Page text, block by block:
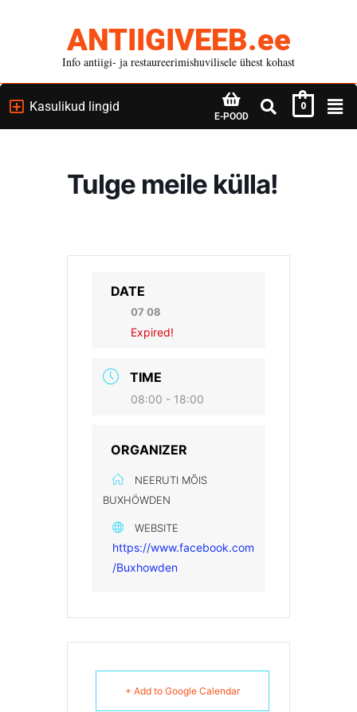
ANTIIGIVEEB.ee
Info antiigi- ja restaureerimishuvilisele ühest kohast
Kasulikud lingid
E-POOD
0
Tulge meile külla!
DATE
07 08
Expired!
TIME
08:00 - 18:00
ORGANIZER
NEERUTI MÕIS
BUXHÖWDEN
WEBSITE
https://www.facebook.com
/Buxhowden
+ Add to Google Calendar